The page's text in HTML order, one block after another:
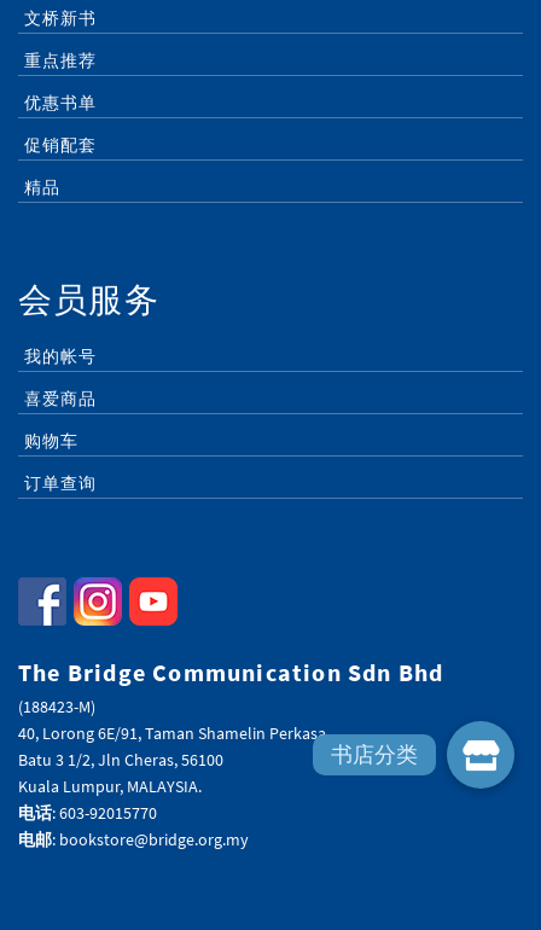
文桥新书
重点推荐
优惠书单
促销配套
精品
会员服务
我的帐号
喜爱商品
购物车
订单查询
The Bridge Communication Sdn Bhd
(188423-M)
40, Lorong 6E/91, Taman Shamelin Perkasa,
Batu 3 1/2, Jln Cheras, 56100
Kuala Lumpur, MALAYSIA.
电话: 603-92015770
电邮: bookstore@bridge.org.my